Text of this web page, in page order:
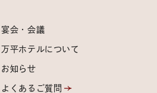
宴会・会議
万平ホテルについて
お知らせ
よくあるご質問